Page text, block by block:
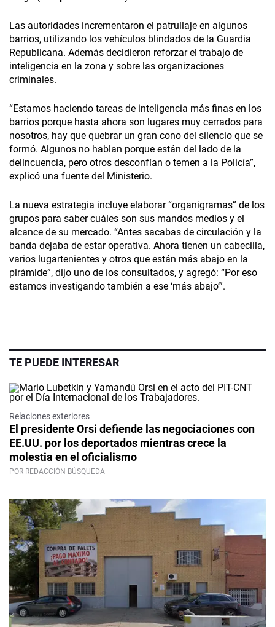
Las autoridades incrementaron el patrullaje en algunos
barrios, utilizando los vehículos blindados de la Guardia
Republicana. Además decidieron reforzar el trabajo de
inteligencia en la zona y sobre las organizaciones
criminales.
“Estamos haciendo tareas de inteligencia más finas en los
barrios porque hasta ahora son lugares muy cerrados para
nosotros, hay que quebrar un gran cono del silencio que se
formó. Algunos no hablan porque están del lado de la
delincuencia, pero otros desconfían o temen a la Policía”,
explicó una fuente del Ministerio.
La nueva estrategia incluye elaborar “organigramas” de los
grupos para saber cuáles son sus mandos medios y el
alcance de su mercado. “Antes sacabas de circulación y la
banda dejaba de estar operativa. Ahora tienen un cabecilla,
varios lugartenientes y otros que están más abajo en la
pirámide”, dijo uno de los consultados, y agregó: “Por eso
estamos investigando también a ese ‘más abajo’”.
TE PUEDE INTERESAR
Relaciones exteriores
El presidente Orsi defiende las negociaciones con
EE.UU. por los deportados mientras crece la
molestia en el oficialismo
POR REDACCIÓN BÚSQUEDA